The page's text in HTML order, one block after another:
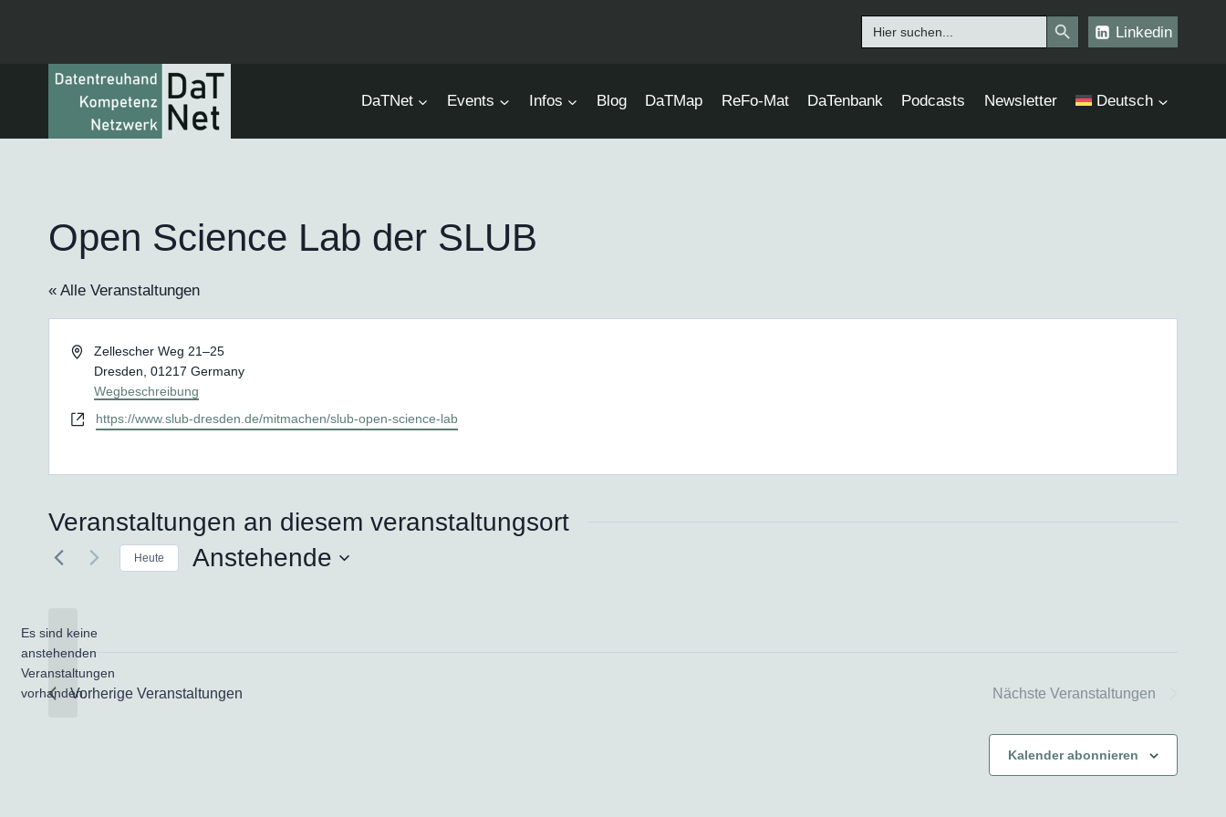
springen
Search
for:
Search Button
Linkedin
DaTNet Events Infos Blog DaTMap ReFo-Mat DaTenbank Podcasts Newsletter Deutsch
Open Science Lab der SLUB
« Alle Veranstaltungen
AdresseZellescher Weg 21–25
Dresden 01217 Germany
Wegbeschreibung
Webseitehttps://www.slub-dresden.de/mitmachen/slub-open-science-lab
Veranstaltungen an diesem veranstaltungsort
Hinweis
Es sind keine
anstehenden
Veranstaltungen
vorhanden.
Heute Anstehende
Vorherige Veranstaltungen NächsteVeranstaltungen
Kalender abonnieren